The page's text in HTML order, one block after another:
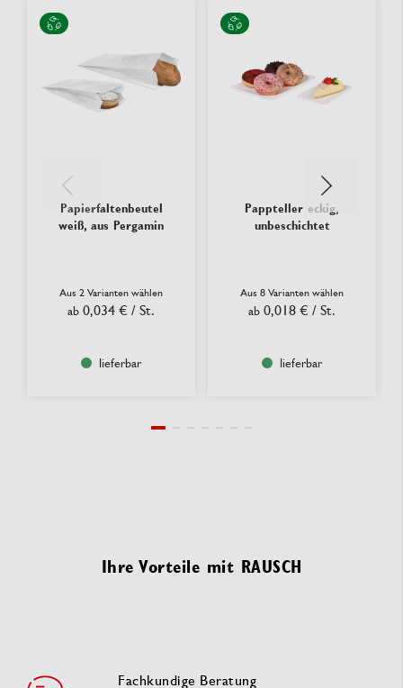
Papierfaltenbeutel
weiß, aus Pergamin
Aus 2 Varianten wählen
ab 0,034 € / St.
lieferbar
Pappteller eckig,
unbeschichtet
Aus 8 Varianten wählen
ab 0,018 € / St.
lieferbar
Ihre Vorteile mit RAUSCH
Fachkundige Beratung